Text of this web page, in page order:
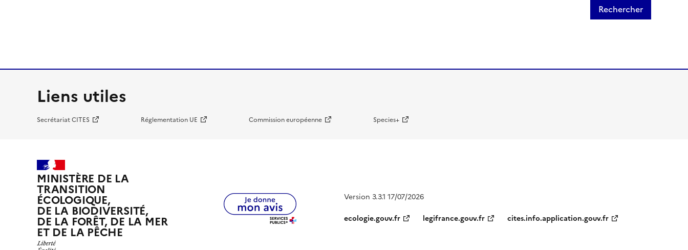
Rechercher
Liens utiles
Secrétariat CITES Réglementation UE Commission européenne Species+
MINISTÈRE DE LA
TRANSITION
ÉCOLOGIQUE,
DE LA BIODIVERSITÉ,
DE LA FORÊT, DE LA MER
ET DE LA PÊCHE
Version 3.3.1 17/07/2026
ecologie.gouv.fr
legifrance.gouv.fr cites.info.application.gouv.fr